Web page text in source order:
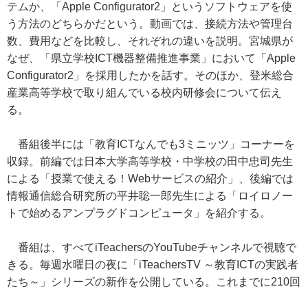
テムか、「Apple Configurator2」というソフトウェアを使
う方法のどちらかだという。動画では、接続方法や管理台
数、費用などを比較し、それぞれの違いを説明。宮城県が
なぜ、「県立学校ICT機器整備推進事業」において「Apple
Configurator2」を採用したかを話す。そのほか、登米総合
産業高等学校で取り組んでいる校内研修会について伝え
る。
番組後半には「教育ICTなんでも3ミニッツ」コーナーを
収録。前編では日本大学高等学校・中学校の田中忠司先生
による「授業で使える！Webサービスの紹介」、後編では
情報通信総合研究所の平井聡一郎先生による「ロイロノー
トで始めるアンプラグドコンピュータ」を紹介する。
番組は、すべてiTeachersのYouTubeチャンネルで視聴で
きる。毎週水曜日の夜に「iTeachersTV ～教育ICTの実践者
たち～」シリーズの新作を公開している。これまでに210回